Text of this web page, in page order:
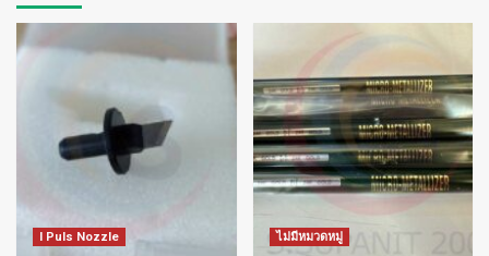
I Puls Nozzle ไม่มีหมวดหมู่